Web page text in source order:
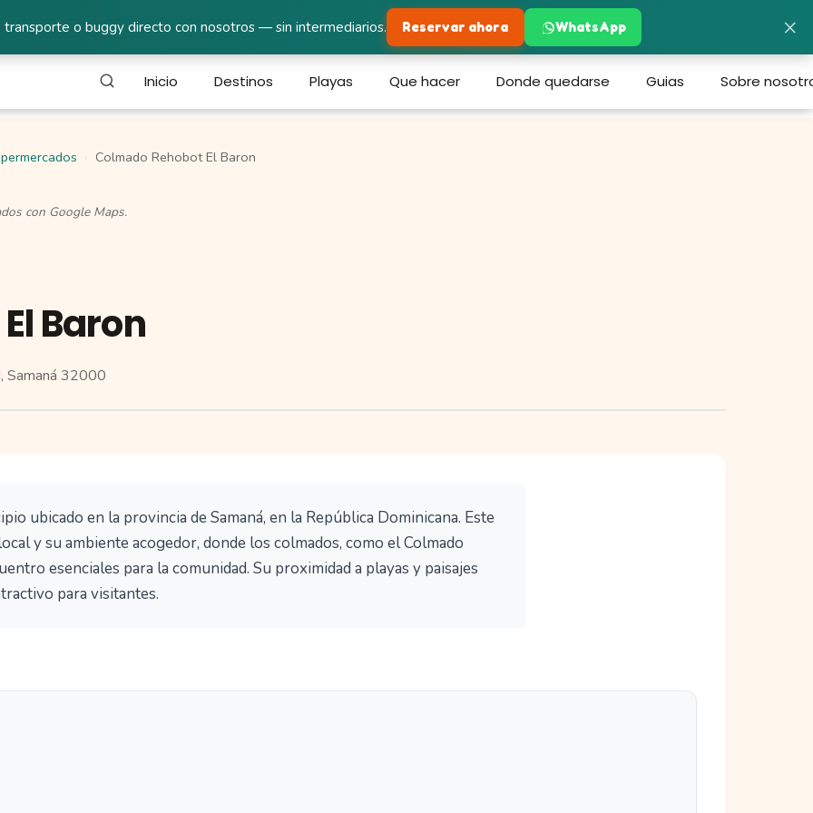
Inicio Destinos Playas Que hacer Donde quedarse Guias Sobre
Colmado Rehobot El Baron
con Google Maps.
Baron
Samaná 32000
ubicado en la provincia de Samaná, en la República Dominicana. Este
y su ambiente acogedor, donde los colmados, como el Colmado
esenciales para la comunidad. Su proximidad a playas y paisajes
para visitantes.
×
o buggy directo con nosotros — sin intermediarios. Reservar ahora WhatsApp